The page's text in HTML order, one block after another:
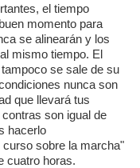
el tiempo
momento para
se alinearán y los
mismo tiempo. El
se sale de su
nunca son
que llevará tus
son igual de
hacerlo
sobre la marcha"
cuatro horas.